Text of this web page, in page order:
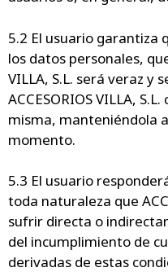
5.2 El usuario garantiza
los datos personales,
VILLA, S.L. será veraz y
ACCESORIOS VILLA,
misma, manteniéndola
momento.
5.3 El usuario
toda naturaleza que
sufrir directa o
del incumplimiento de
derivadas de estas